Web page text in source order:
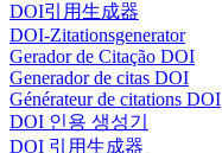
DOI引用生成器
DOI-Zitationsgenerator
Gerador de Citação DOI
Generador de citas DOI
Générateur de citations DOI
DOI 인용 생성기
DOI 引用生成器